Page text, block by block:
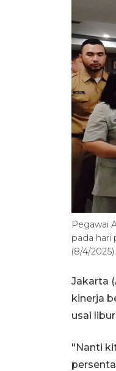
Pegawai
pada hari
(8/4/
Jakarta
kinerja
usai
"Nanti